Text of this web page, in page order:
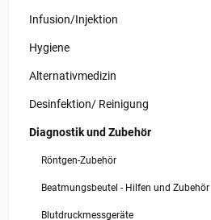
Infusion/Injektion
Hygiene
Alternativmedizin
Desinfektion/ Reinigung
Diagnostik und Zubehör
Röntgen-Zubehör
Beatmungsbeutel - Hilfen und Zubehör
Blutdruckmessgeräte